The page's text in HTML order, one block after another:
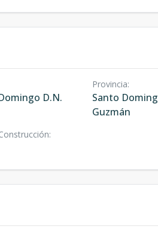
D.N.
Provincia:
Santo
Guzmán
: